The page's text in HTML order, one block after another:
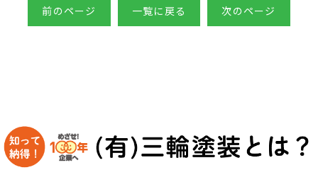
前のページ 一覧に戻る 次のページ